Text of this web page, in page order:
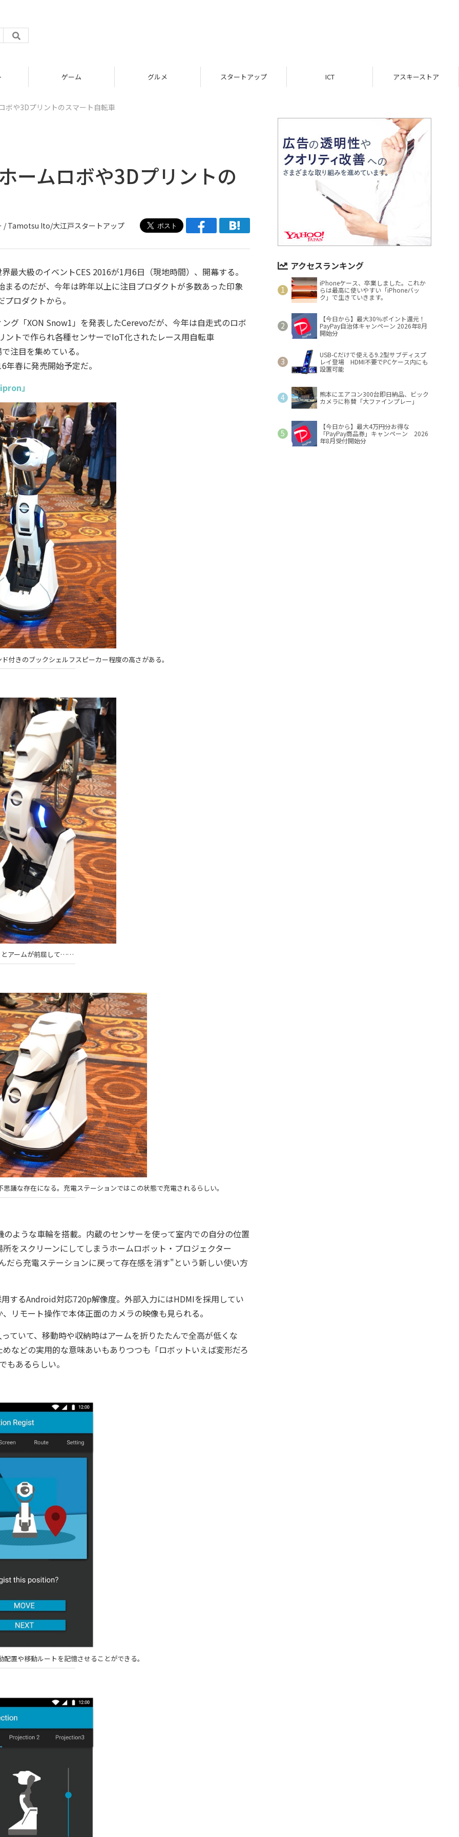
グルメ スタートアップ ICT アスキーストア インフォメーション
ボや3Dプリントのスマート自転車
ームロボや3Dプリントの
/ Tamotsu Ito/大江戸スタートアップ
大級のイベントCES 2016が1月6日（現地時間）、開幕する。
るのだが、今年は昨年以上に注目プロダクトが多数あった印象
ロダクトから。
「XON Snow1」を発表したCerevoだが、今年は自走式のロボ
トで作られ各種センサーでIoT化されたレース用自転車
注目を集めている。
春に発売開始予定だ。
」
付きのブックシェルフスピーカー程度の高さがある。
とアームが前屈して……
議な存在になる。充電ステーションではこの状態で充電されるらしい。
ような車輪を搭載。内蔵のセンサーを使って室内での自分の位置
をスクリーンにしてしまうホームロボット・プロジェクター
ら充電ステーションに戻って存在感を消す"という新しい使い方
るAndroid対応720p解像度。外部入力にはHDMIを採用してい
リモート操作で本体正面のカメラの映像も見られる。
いて、移動時や収納時はアームを折りたたんで全高が低くな
などの実用的な意味あいもありつつも「ロボットいえば変形だろ
あるらしい。
置や移動ルートを記憶させることができる。
アクセスランキング
iPhoneケース、卒業しました。これか
らは最高に使いやすい「iPhoneバッ
ク」で生きていきます。
【今日から】最大30％ポイント還元！
PayPay自治体キャンペーン 2026年8月
開始分
USB-Cだけで使える9.2型サブディスプ
レイ登場 HDMI不要でPCケース内にも
設置可能
熊本にエアコン300台即日納品、ビック
カメラに称賛「大ファインプレー」
【今日から】最大4万円分お得な
「PayPay商品券」キャンペーン 2026
年8月受付開始分